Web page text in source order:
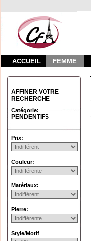
ACCUEIL FEMME
AFFINER VOTRE
RECHERCHE
Catégorie:
PENDENTIFS
Prix:
Couleur:
Matériaux:
Pierre:
Style/Motif